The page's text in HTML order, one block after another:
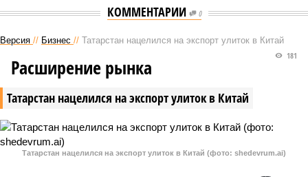
КОММЕНТАРИИ 0
Версия // Бизнес // Татарстан нацелился на экспорт улиток в Китай
Татарстан нацелился на экспорт улиток в Китай
181
Расширение рынка
Татарстан нацелился на экспорт улиток в Китай (фото: shedevrum.ai)